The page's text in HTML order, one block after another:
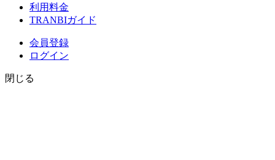
利用料金
TRANBIガイド
会員登録
ログイン
閉じる